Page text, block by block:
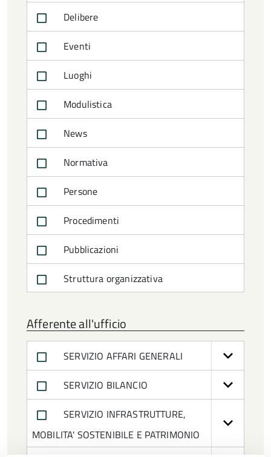
Delibere
Eventi
Luoghi
Modulistica
News
Normativa
Persone
Procedimenti
Pubblicazioni
Struttura organizzativa
Afferente all'ufficio
SERVIZIO AFFARI GENERALI
SERVIZIO BILANCIO
SERVIZIO INFRASTRUTTURE,
MOBILITA' SOSTENIBILE E PATRIMONIO